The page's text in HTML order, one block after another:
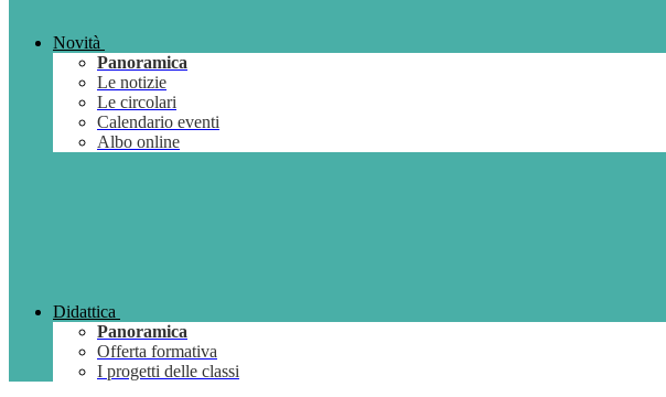
Novità
Panoramica
Le notizie
Le circolari
Calendario eventi
Albo online
Didattica
Panoramica
Offerta formativa
I progetti delle classi